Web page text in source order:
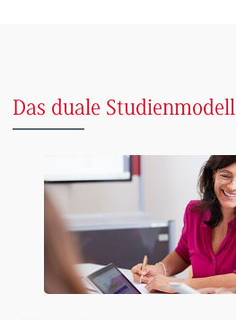
Das duale Studienmodell